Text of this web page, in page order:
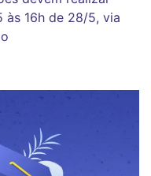
às 16h de 28/5, via